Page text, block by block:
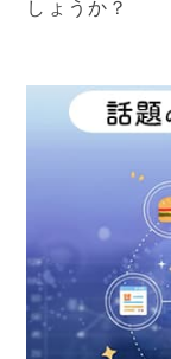
しょうか？